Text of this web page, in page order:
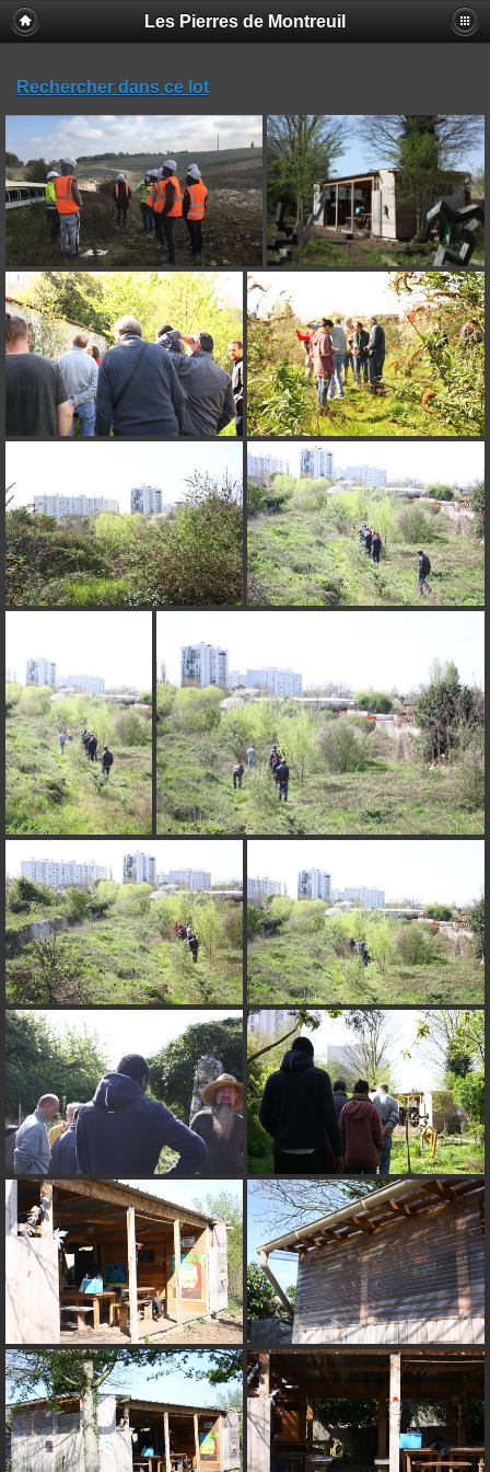
Les Pierres de Montreuil
Rechercher dans ce lot